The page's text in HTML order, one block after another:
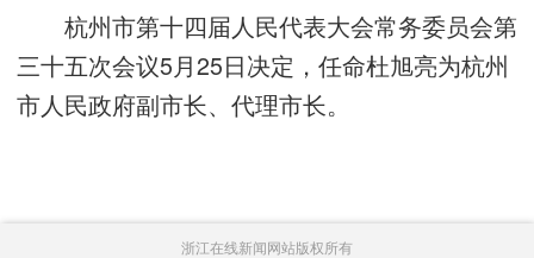
杭州市第十四届人民代表大会常务委员会第
三十五次会议5月25日决定，任命杜旭亮为杭州
市人民政府副市长、代理市长。
浙江在线新闻网站版权所有